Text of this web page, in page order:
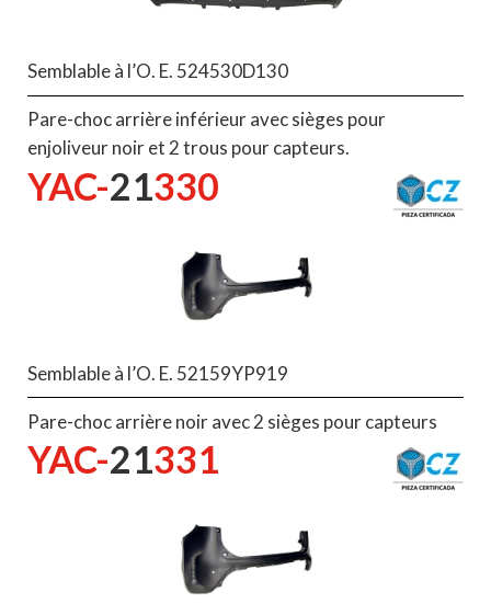
Semblable à l’O. E. 524530D130
Pare-choc arrière inférieur avec sièges pour
enjoliveur noir et 2 trous pour capteurs.
YAC-21330
Semblable à l’O. E. 52159YP919
Pare-choc arrière noir avec 2 sièges pour capteurs
YAC-21331